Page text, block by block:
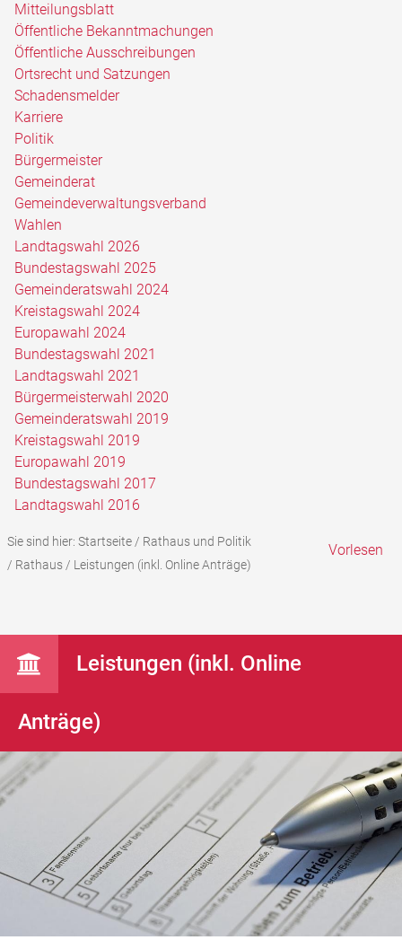
Mitteilungsblatt
Öffentliche Bekanntmachungen
Öffentliche Ausschreibungen
Ortsrecht und Satzungen
Schadensmelder
Karriere
Politik
Bürgermeister
Gemeinderat
Gemeindeverwaltungsverband
Wahlen
Landtagswahl 2026
Bundestagswahl 2025
Gemeinderatswahl 2024
Kreistagswahl 2024
Europawahl 2024
Bundestagswahl 2021
Landtagswahl 2021
Bürgermeisterwahl 2020
Gemeinderatswahl 2019
Kreistagswahl 2019
Europawahl 2019
Bundestagswahl 2017
Landtagswahl 2016
Sie sind hier: Startseite/ Rathaus und Politik
/ Rathaus/ Leistungen (inkl. Online Anträge)
Vorlesen
Leistungen (inkl. Online
Anträge)